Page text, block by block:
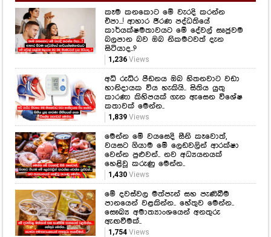
කෑම කනකොට මේ වැරදි කරන්න
එපා...! ආහාර ජීරණ පද්ධතියේ
කාර්යක්ෂමතාවයට මේ දේවල් සෘජුවම
බලපාන බව ඔබ නිකමටවත් දැන
සිටියාද..?
1,236Views
අධි රුධිර පීඩනය ඔබ හිතනවාට වඩා
හානිදායක විය හැකියි.. සිතිය යුතු
කාරණා කිහිපයක් ගැන ඇසෙන විශේෂ
කතාවක් මෙන්න..
1,839Views
මෙන්න මේ වයසෙදි සීනි කෑවොත්,
වයසට ගියාම මේ ලෙඩවලින් ආරක්ෂා
වෙන්න පුළුවන්.. නව අධ්‍යයනයක්
හෙළිවූ කරුණු මෙන්න..
1,430Views
මේ දවස්වල මත්පැන් සහ පැණිබීම
පානයෙන් වළකින්න.. හේතුව මෙන්න..
සෞඛ්‍ය අමාත්‍යාංශයෙන් අනතුරු
ඇඟවීමක්..
1,754Views